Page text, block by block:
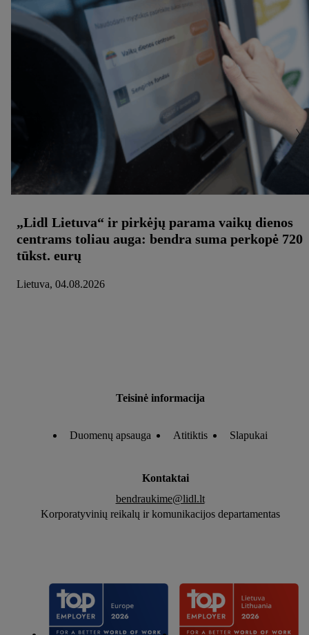
„Lidl Lietuva“ ir pirkėjų parama vaikų dienos
centrams toliau auga: bendra suma perkopė 720
tūkst. eurų
Lietuva, 04.08.2026
Teisinė informacija
Duomenų apsauga Atitiktis Slapukai
Kontaktai
bendraukime@lidl.lt
Korporatyvinių reikalų ir komunikacijos departamentas